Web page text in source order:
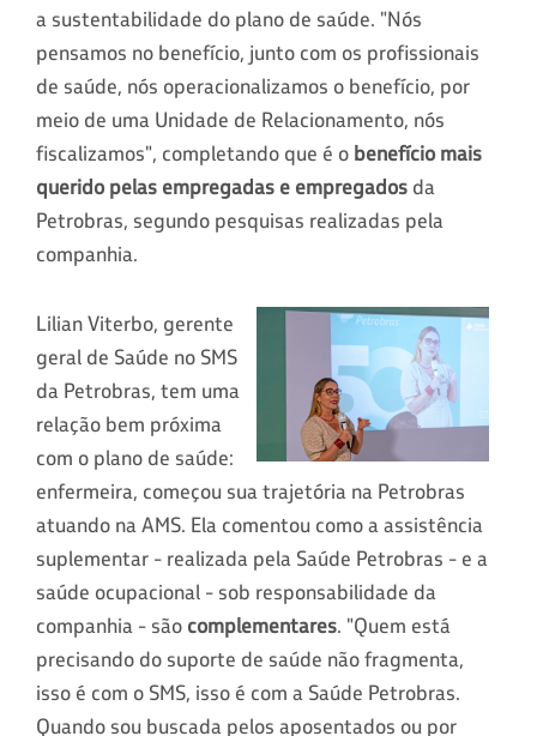
a sustentabilidade do plano de saúde. "Nós
pensamos no benefício, junto com os profissionais
de saúde, nós operacionalizamos o benefício, por
meio de uma Unidade de Relacionamento, nós
fiscalizamos", completando que é o benefício mais
querido pelas empregadas e empregados da
Petrobras, segundo pesquisas realizadas pela
companhia.
Lilian Viterbo, gerente
geral de Saúde no SMS
da Petrobras, tem uma
relação bem próxima
com o plano de saúde:
enfermeira, começou sua trajetória na Petrobras
atuando na AMS. Ela comentou como a assistência
suplementar - realizada pela Saúde Petrobras - e a
saúde ocupacional - sob responsabilidade da
companhia - são complementares. "Quem está
precisando do suporte de saúde não fragmenta,
isso é com o SMS, isso é com a Saúde Petrobras.
Quando sou buscada pelos aposentados ou por